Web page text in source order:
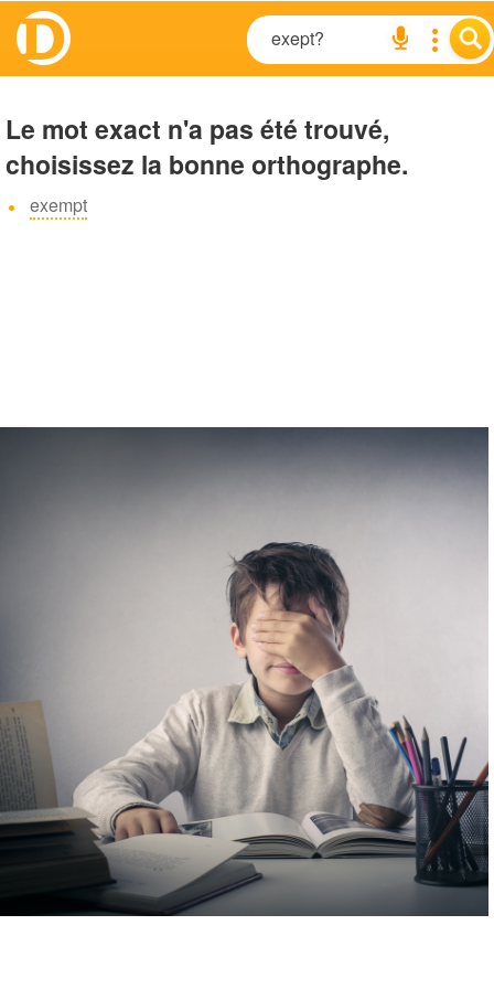
Le mot exact n'a pas été trouvé,
choisissez la bonne orthographe.
exempt